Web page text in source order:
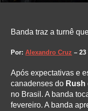
Banda traz a turnê
Por:Alexandro Cruz – 23
Após expectativas e
canadenses do Rush
no Brasil. A banda
fevereiro. A banda